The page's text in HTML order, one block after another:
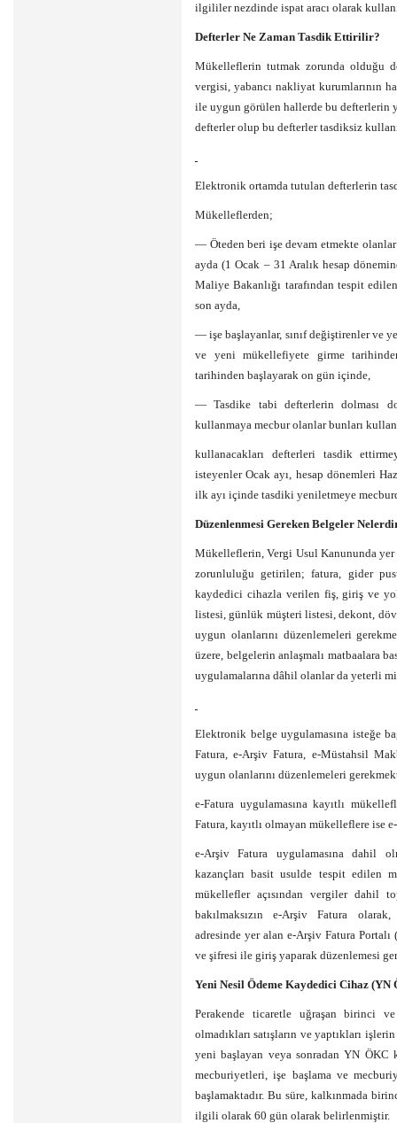
ilgililer nezdinde ispat aracı olarak
Defterler Ne Zaman Tasdik Ettirilir?
Mükelleflerin tutmak zorunda olduğu
vergisi, yabancı nakliyat kurumlarının
ile uygun görülen hallerde bu defterlerin
defterler olup bu defterler tasdiksiz
Elektronik ortamda tutulan defterlerin
Mükelleflerden;
— Öteden beri işe devam etmekte
ayda (1 Ocak – 31 Aralık hesap
Maliye Bakanlığı tarafından tespit
son ayda,
— işe başlayanlar, sınıf değiştirenler ve
ve yeni mükellefiyete girme
tarihinden başlayarak on gün içinde,
— Tasdike tabi defterlerin dolması
kullanmaya mecbur olanlar bunları
kullanacakları defterleri tasdik
isteyenler Ocak ayı, hesap dönemleri
ilk ayı içinde tasdiki yeniletmeye
Düzenlenmesi Gereken Belgeler
Mükelleflerin, Vergi Usul Kanununda
zorunluluğu getirilen; fatura, gider
kaydedici cihazla verilen fiş, giriş ve
listesi, günlük müşteri listesi, dekont,
uygun olanlarını düzenlemeleri
üzere, belgelerin anlaşmalı matbaalara
uygulamalarına dâhil olanlar da yeterli
Elektronik belge uygulamasına isteğe
Fatura, e-Arşiv Fatura, e-Müstahsil
uygun olanlarını düzenlemeleri
e-Fatura uygulamasına kayıtlı
Fatura, kayıtlı olmayan mükelleflere ise
e-Arşiv Fatura uygulamasına dahil
kazançları basit usulde tespit edilen
mükellefler açısından vergiler dahil
bakılmaksızın e-Arşiv Fatura olarak,
adresinde yer alan e-Arşiv Fatura
ve şifresi ile giriş yaparak düzenlemesi
Yeni Nesil Ödeme Kaydedici Cihaz
Perakende ticaretle uğraşan birinci
olmadıkları satışların ve yaptıkları
yeni başlayan veya sonradan YN ÖKC
mecburiyetleri, işe başlama ve
başlamaktadır. Bu süre, kalkınmada
ilgili olarak 60 gün olarak belirlenmiştir.